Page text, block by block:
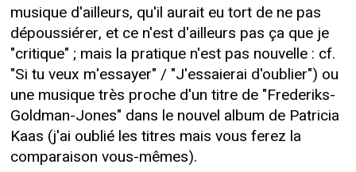
musique d'ailleurs, qu'il aurait eu tort de ne pas
dépoussiérer, et ce n'est d'ailleurs pas ça que je
"critique" ; mais la pratique n'est pas nouvelle : cf.
"Si tu veux m'essayer" / "J'essaierai d'oublier") ou
une musique très proche d'un titre de "Frederiks-
Goldman-Jones" dans le nouvel album de Patricia
Kaas (j'ai oublié les titres mais vous ferez la
comparaison vous-mêmes).